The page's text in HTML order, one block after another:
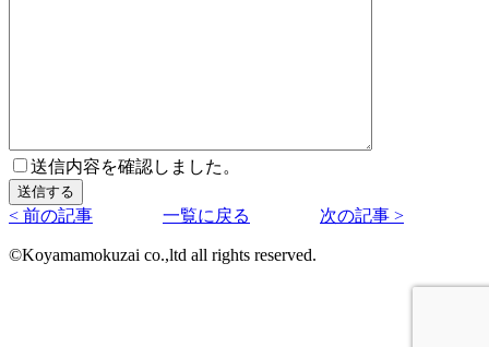
送信内容を確認しました。
< 前の記事 一覧に戻る 次の記事 >
©Koyamamokuzai co.,ltd all rights reserved.